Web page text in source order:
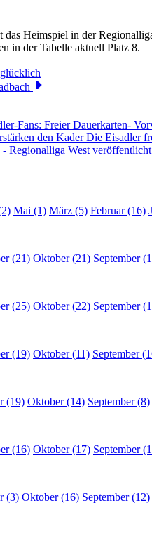
das Heimspiel in der
in der Tabelle aktuell Platz 8.
Fans: Freier Dauerkarten-
den KaderDie Eisadler
Regionalliga West veröffentlicht
Mai (1) März (5) Februar (16)
(21) Oktober (21) September
(25) Oktober (22) September
(19) Oktober (11) September
(19) Oktober (14) September (8)
(16) Oktober (17) September
(3) Oktober (16) September (12)